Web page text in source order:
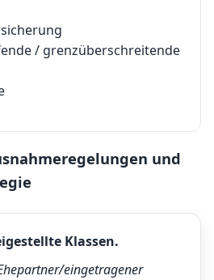
/ grenzüberschreitende
und
Klassen.
eingetragener